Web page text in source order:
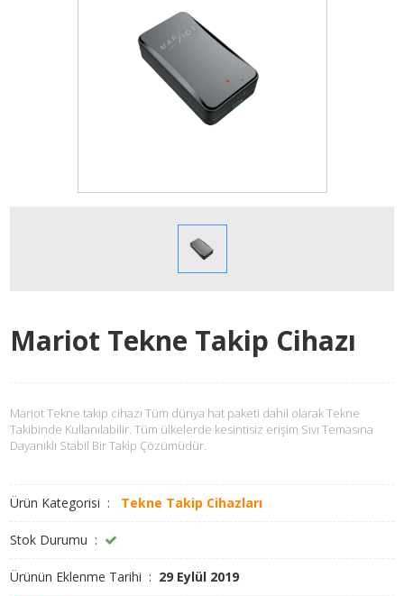
Mariot Tekne Takip Cihazı
Mariot Tekne takip cihazı Tüm dünya hat paketi dahil olarak Tekne
Takibinde Kullanılabilir. Tüm ülkelerde kesintisiz erişim Sıvı Temasına
Dayanıklı Stabil Bir Takip Çözümüdür.
Ürün Kategorisi : Tekne Takip Cihazları
Stok Durumu :
Ürünün Eklenme Tarihi : 29 Eylül 2019